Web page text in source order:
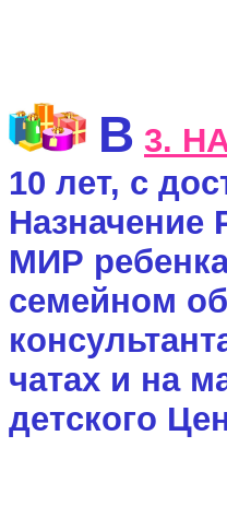
В 3.
10 лет, с
Назначение
МИР
семейном
чатах и на
детского